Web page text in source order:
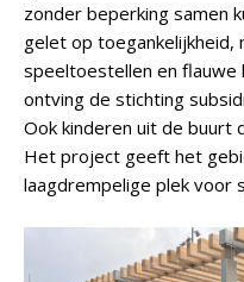
zonder beperking samen
gelet op
speeltoestellen en flauwe
ontving de stichting
Ook kinderen uit de buurt
Het project geeft het
laagdrempelige plek voor